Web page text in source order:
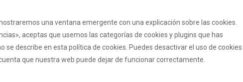
una ventana emergente con una explicación sobre las cookies.
aceptas que usemos las categorías de cookies y plugins que has
describe en esta política de cookies. Puedes desactivar el uso de cookies
que nuestra web puede dejar de funcionar correctamente.